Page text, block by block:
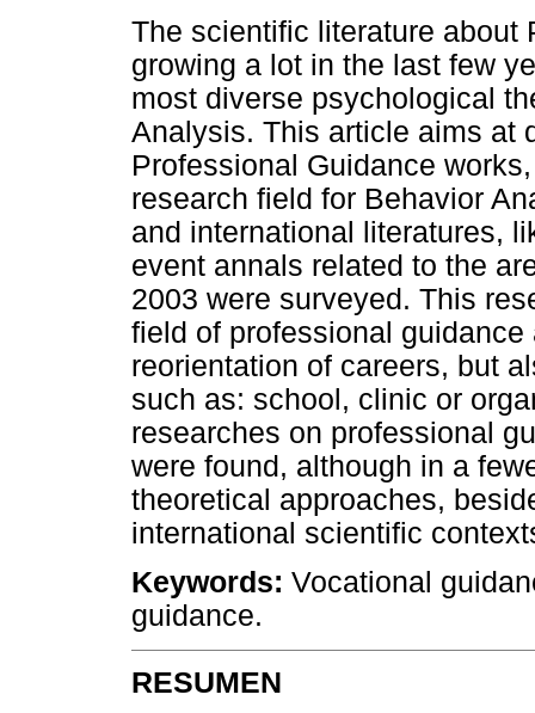
The scientific literature about
growing a lot in the last few
most diverse psychological
Analysis. This article aims at
Professional Guidance
research field for Behavior
and international literatures,
event annals related to the
2003 were surveyed. This
field of professional
reorientation of careers, but
such as: school, clinic or
researches on professional
were found, although in a
theoretical approaches,
international scientific
Keywords: Vocational
guidance.
RESUMEN